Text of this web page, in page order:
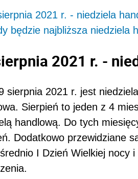
2021 r. - niedziela
będzie najbliższa niedziela
2021 r. -
sierpnia 2021 r. jest
Sierpień to jeden z 4
handlową. Do tych
Dodatkowo przewidziane
I Dzień Wielkiej nocy